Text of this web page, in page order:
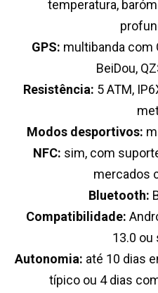
temperatura,
GPS: multibanda com
BeiDou,
Resistência: 5 ATM,
Modos desportivos:
NFC: sim, com
mercados
Bluetooth:
Compatibilidade:
13.0 ou
Autonomia: até 10 dias
típico ou 4 dias